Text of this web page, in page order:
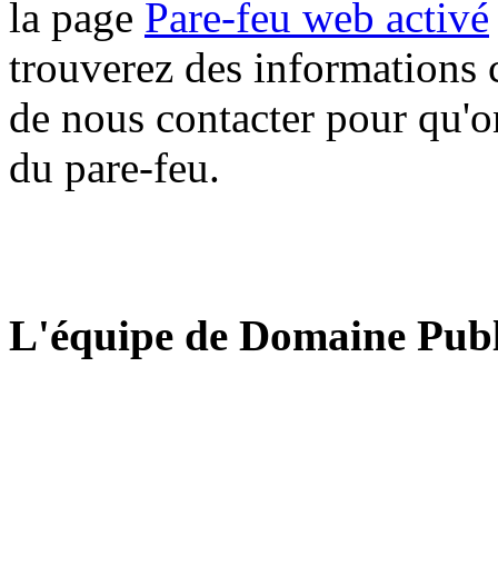
la page Pare-feu web activé
trouverez des informations
de nous contacter pour
du pare-feu.
L'équipe de Domaine